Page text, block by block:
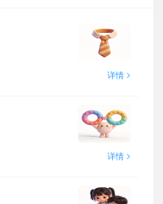
详情 >
详情 >